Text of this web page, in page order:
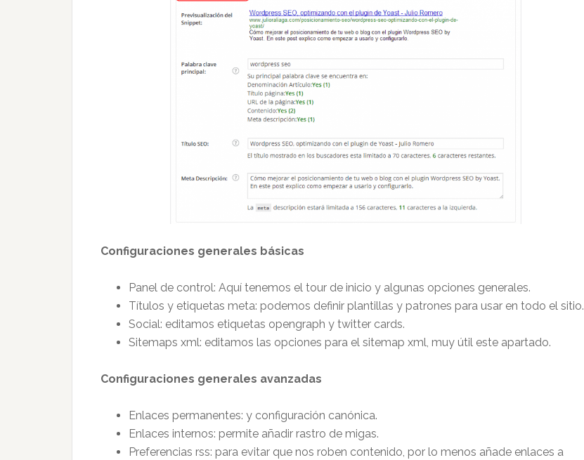
Configuraciones generales básicas
Panel de control: Aquí tenemos el tour de inicio y algunas opciones generales.
Títulos y etiquetas meta: podemos definir plantillas y patrones para usar en todo el sitio.
Social: editamos etiquetas opengraph y twitter cards.
Sitemaps xml: editamos las opciones para el sitemap xml, muy útil este apartado.
Configuraciones generales avanzadas
Enlaces permanentes: y configuración canónica.
Enlaces internos: permite añadir rastro de migas.
Preferencias rss: para evitar que nos roben contenido, por lo menos añade enlaces a